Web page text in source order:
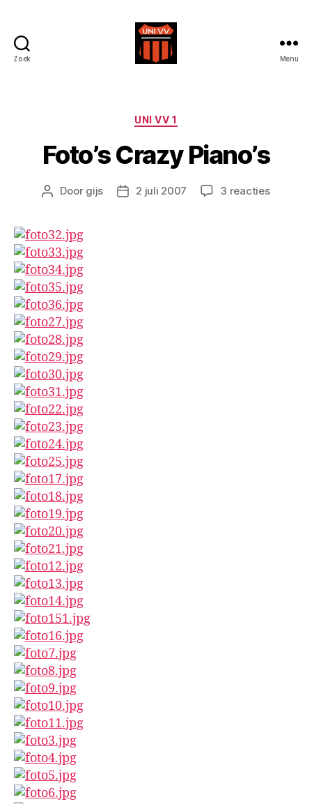
Zoek Menu
Categorieën
UNI VV 1
Foto’s Crazy Piano’s
Berichtauteur
Door gijs Berichtdatum
2 juli 2007 3 reactiesop